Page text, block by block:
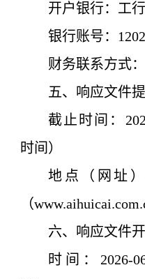
开户银行：工
银行账号：
财务联系方式
五、 响应文件
截止时间：
时间）
地点（网址）
（
六、 响应文件
时间： 2026-